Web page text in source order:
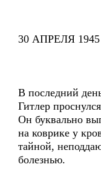
30 АПРЕЛЯ
В последний
Гитлер
Он буквально
на коврике у
тайной,
болезнью.